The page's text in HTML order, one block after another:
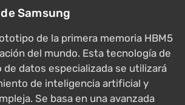
Samsung
de la primera memoria HBM5
del mundo. Esta tecnología de
datos especializada se utilizará
de inteligencia artificial y
Se basa en una avanzada